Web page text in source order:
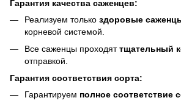
Гарантия качества саженцев:
Реализуем только здоровые
корневой системой.
Все саженцы проходяттщательный
отправкой.
Гарантия соответствия сорта:
Гарантируем полное соответствие